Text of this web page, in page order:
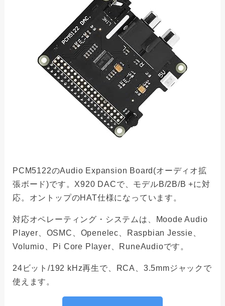
PCM5122のAudio Expansion Board(オーディオ拡
張ボード)です。X920 DACで、モデルB/2B/B +に対
応。オントップのHAT仕様になっています。
対応オペレーティング・システムは、Moode Audio
Player、OSMC、Openelec、Raspbian Jessie、
Volumio、Pi Core Player、RuneAudioです。
24ビット/192 kHz再生で、RCA、3.5mmジャックで
使えます。